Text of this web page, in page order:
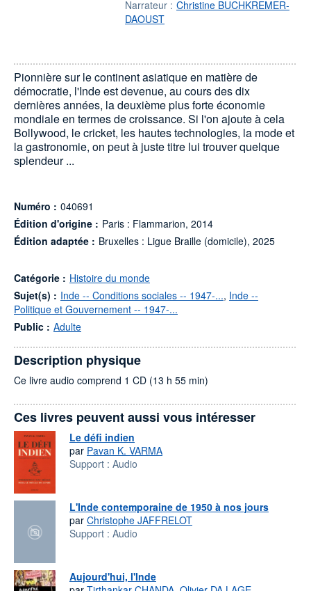
Narrateur : Christine BUCHKREMER-
DAOUST
Pionnière sur le continent asiatique en matière de
démocratie, l'Inde est devenue, au cours des dix
dernières années, la deuxième plus forte économie
mondiale en termes de croissance. Si l'on ajoute à cela
Bollywood, le cricket, les hautes technologies, la mode et
la gastronomie, on peut à juste titre lui trouver quelque
splendeur ...
Numéro : 040691
Édition d'origine : Paris : Flammarion, 2014
Édition adaptée : Bruxelles : Ligue Braille (domicile), 2025
Catégorie : Histoire du monde
Sujet(s) : Inde -- Conditions sociales -- 1947-..., Inde --
Politique et Gouvernement -- 1947-...
Public : Adulte
Description physique
Ce livre audio comprend 1 CD (13 h 55 min)
Ces livres peuvent aussi vous intéresser
Le défi indien
par Pavan K. VARMA
Support : Audio
L'Inde contemporaine de 1950 à nos jours
par Christophe JAFFRELOT
Support : Audio
Aujourd'hui, l'Inde